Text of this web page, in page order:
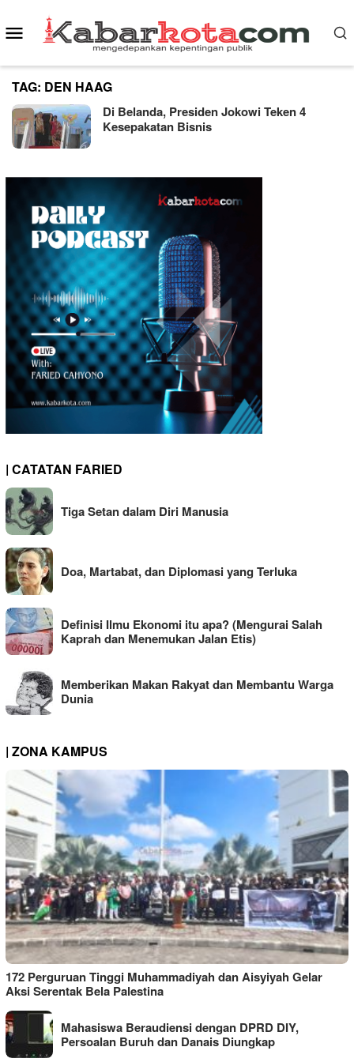
to
Mobile
TAG: DEN HAAG
Di Belanda, Presiden Jokowi Teken 4
Kesepakatan Bisnis
| CATATAN FARIED
Tiga Setan dalam Diri Manusia
Doa, Martabat, dan Diplomasi yang Terluka
Definisi Ilmu Ekonomi itu apa? (Mengurai Salah
Kaprah dan Menemukan Jalan Etis)
Memberikan Makan Rakyat dan Membantu Warga
Dunia
| ZONA KAMPUS
172 Perguruan Tinggi Muhammadiyah dan Aisyiyah Gelar
Aksi Serentak Bela Palestina
Mahasiswa Beraudiensi dengan DPRD DIY,
Persoalan Buruh dan Danais Diungkap